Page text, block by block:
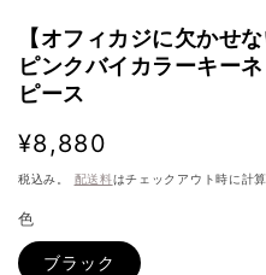
【オフィカジに欠かせ
ピンクバイカラーキー
ピース
通
常
格
¥8,880
税込み。 配送料はチェックアウト時に計算
色
ブラック